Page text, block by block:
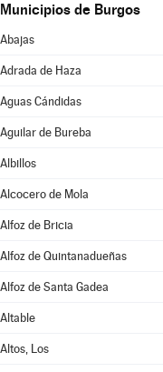
Municipios de Burgos
Abajas
Adrada de Haza
Aguas Cándidas
Aguilar de Bureba
Albillos
Alcocero de Mola
Alfoz de Bricia
Alfoz de Quintanadueñas
Alfoz de Santa Gadea
Altable
Altos, Los